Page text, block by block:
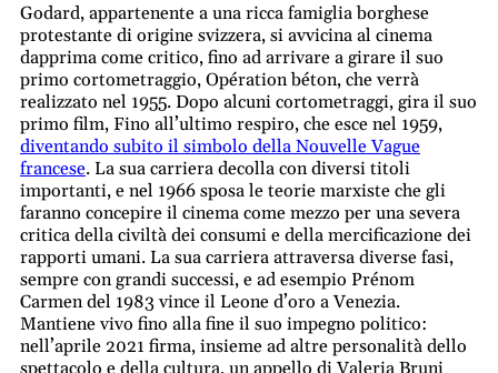
Godard, appartenente a una ricca famiglia borghese
protestante di origine svizzera, si avvicina al cinema
dapprima come critico, fino ad arrivare a girare il suo
primo cortometraggio, Opération béton, che verrà
realizzato nel 1955. Dopo alcuni cortometraggi, gira il suo
primo film, Fino all’ultimo respiro, che esce nel 1959,
diventando subito il simbolo della Nouvelle Vague
francese. La sua carriera decolla con diversi titoli
importanti, e nel 1966 sposa le teorie marxiste che gli
faranno concepire il cinema come mezzo per una severa
critica della civiltà dei consumi e della mercificazione dei
rapporti umani. La sua carriera attraversa diverse fasi,
sempre con grandi successi, e ad esempio Prénom
Carmen del 1983 vince il Leone d’oro a Venezia.
Mantiene vivo fino alla fine il suo impegno politico:
nell’aprile 2021 firma, insieme ad altre personalità dello
spettacolo e della cultura, un appello di Valeria Bruni